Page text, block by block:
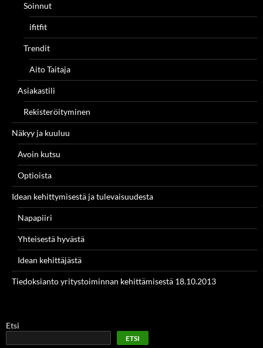
Soinnut
ifitfit
Trendit
Aito Taitaja
Asiakastili
Rekisteröityminen
Näkyy ja kuuluu
Avoin kutsu
Optioista
Idean kehittymisestä ja tulevaisuudesta
Napapiiri
Yhteisestä hyvästä
Idean kehittäjästä
Tiedoksianto yritystoiminnan kehittämisestä 18.10.2013
Etsi
ETSI